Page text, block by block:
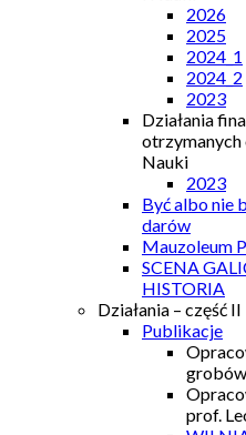
2026
2025
2024_1
2024_2
2023
Działania
Nauki
2023
Być albo nie
darów
Mauzoleum
SCENA
HISTORIA
Działania – część II
Publikacje
prof.